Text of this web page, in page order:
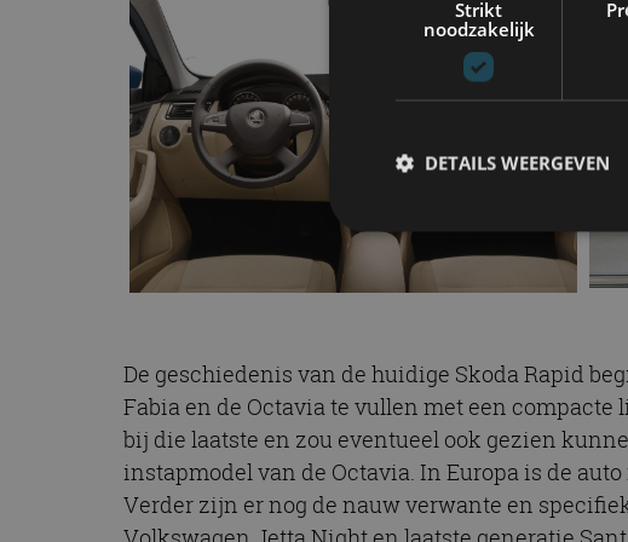
De geschiedenis van de huidige Skoda Rapid
Fabia en de Octavia te vullen met een
bij die laatste en zou eventueel ook gezien
instapmodel van de Octavia. In Europa is de
Verder zijn er nog de nauw verwante en
Strikt
noodzakelijk
DETAILS WEERGEVEN
Strikt
Naam
Domein
cf_clearance